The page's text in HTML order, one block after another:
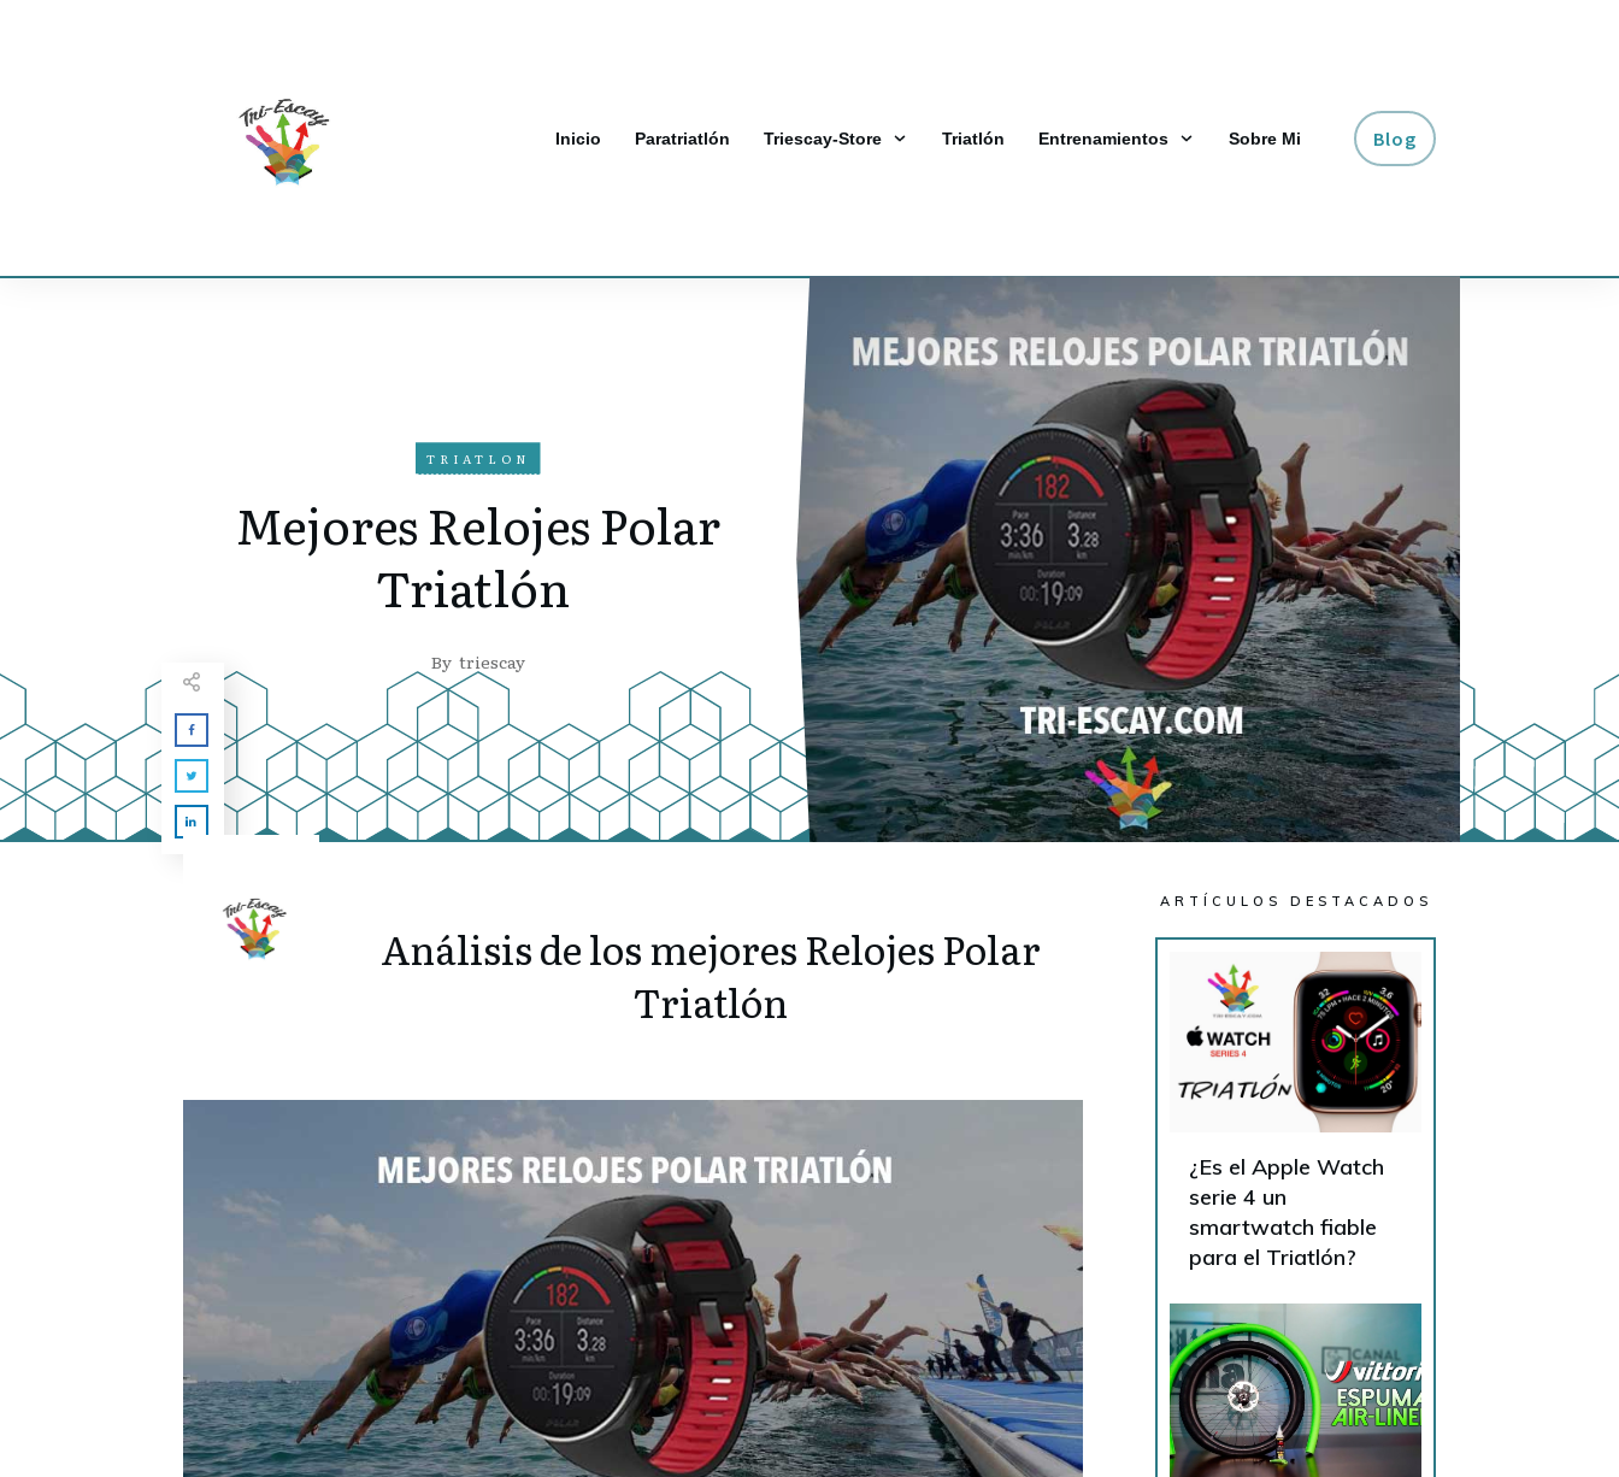
Inicio Paratriatlón Triescay-Store Triatlón Entrenamientos Sobre Mi Blog
TRIATLON
Mejores Relojes Polar
Triatlón
By triescay
ARTÍCULOS DESTACADOS
¿Es el Apple Watch
serie 4 un
smartwatch fiable
para el Triatlón?
Análisis de los mejores Relojes Polar
Triatlón